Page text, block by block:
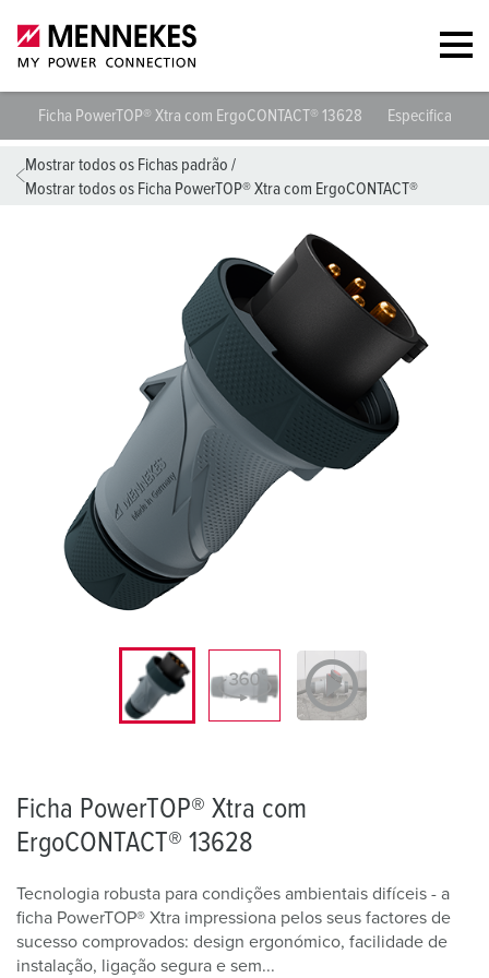
Ficha PowerTOP® Xtra com ErgoCONTACT® 13628 Especificações
Mostrar todos os Fichas padrão /
Mostrar todos os Ficha PowerTOP® Xtra com ErgoCONTACT®
Ficha PowerTOP® Xtra com
ErgoCONTACT® 13628
Tecnologia robusta para condições ambientais difíceis - a
ficha PowerTOP® Xtra impressiona pelos seus factores de
sucesso comprovados: design ergonómico, facilidade de
instalação, ligação segura e sem...